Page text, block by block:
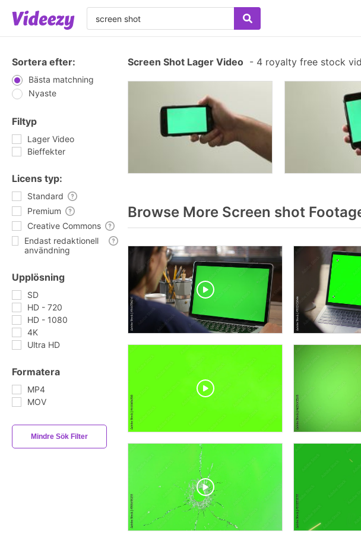
Sortera efter:
Bästa matchning
Nyaste
Filtyp
Lager Video
Bieffekter
Licens typ:
Standard
Premium
Creative Commons
Endast redaktionell
användning
Upplösning
SD
HD - 720
HD - 1080
4K
Ultra HD
Formatera
MP4
MOV
Mindre Sök Filter
Screen Shot Lager Video - 4 royalty free stock
Browse More Screen shot